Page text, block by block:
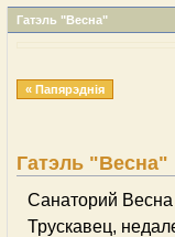
Гатэль "Весна"
« Папярэднія
Гатэль "Весна"
Санаторий Весна
Трускавец,